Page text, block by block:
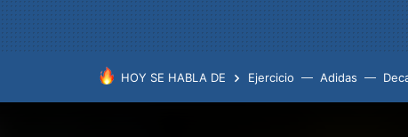
HOY SE HABLA DE Ejercicio Adidas